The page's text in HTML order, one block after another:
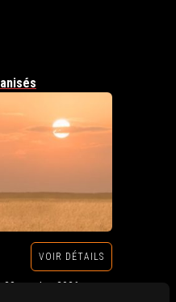
VOIR DÉTAILS
28 octobre 2026